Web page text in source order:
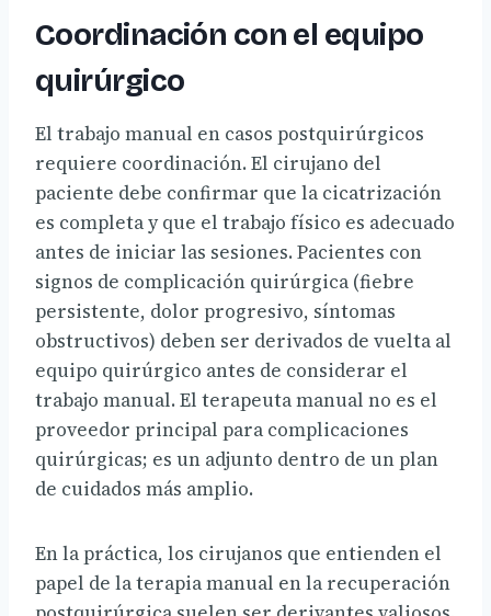
Coordinación con el equipo
quirúrgico
El trabajo manual en casos postquirúrgicos
requiere coordinación. El cirujano del
paciente debe confirmar que la cicatrización
es completa y que el trabajo físico es adecuado
antes de iniciar las sesiones. Pacientes con
signos de complicación quirúrgica (fiebre
persistente, dolor progresivo, síntomas
obstructivos) deben ser derivados de vuelta al
equipo quirúrgico antes de considerar el
trabajo manual. El terapeuta manual no es el
proveedor principal para complicaciones
quirúrgicas; es un adjunto dentro de un plan
de cuidados más amplio.
En la práctica, los cirujanos que entienden el
papel de la terapia manual en la recuperación